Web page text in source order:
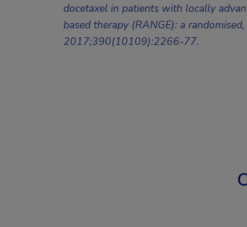
docetaxel in patients with locally
based therapy (RANGE): a
2017;390(10109):2266-77.